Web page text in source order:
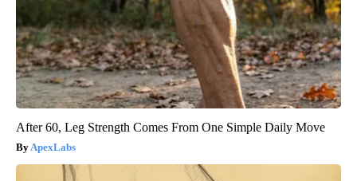
After 60, Leg Strength Comes From One Simple Daily Move
ApexLabs